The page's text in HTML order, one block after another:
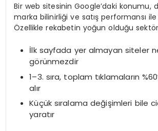
Bir web sitesinin Google’daki konumu,
marka bilinirliği ve satış performansı ile
Özellikle rekabetin yoğun olduğu
İlk sayfada yer almayan siteler
görünmezdir
1–3. sıra, toplam tıklamaların
alır
Küçük sıralama değişimleri bile
yaratır